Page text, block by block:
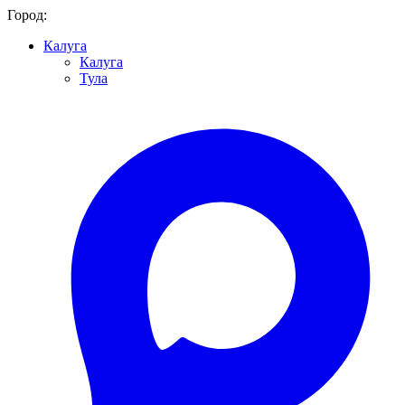
Город:
Калуга
Калуга
Тула